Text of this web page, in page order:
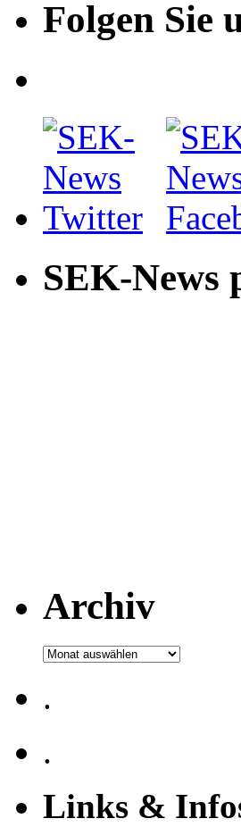
Folgen Sie
SEK-News
Archiv
Archiv
.
.
Links &